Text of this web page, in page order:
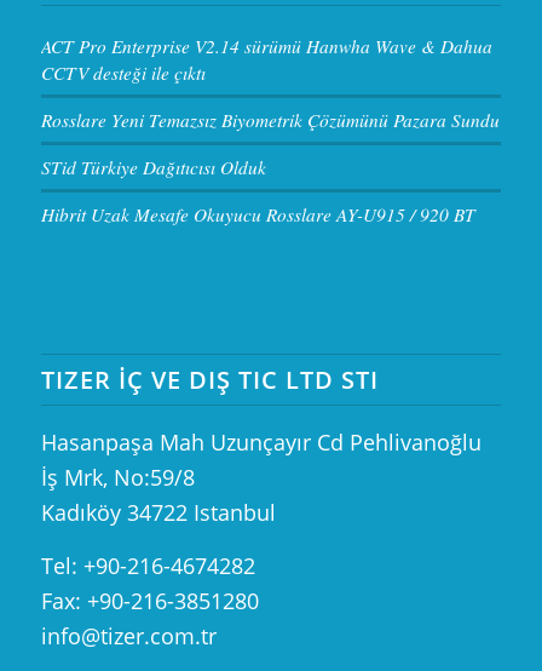
ACT Pro Enterprise V2.14 sürümü Hanwha Wave & Dahua
CCTV desteği ile çıktı
Rosslare Yeni Temazsız Biyometrik Çözümünü Pazara Sundu
STid Türkiye Dağıtıcısı Olduk
Hibrit Uzak Mesafe Okuyucu Rosslare AY-U915 / 920 BT
TIZER İÇ VE DIŞ TIC LTD STI
Hasanpaşa Mah Uzunçayır Cd Pehlivanoğlu
İş Mrk, No:59/8
Kadıköy 34722 Istanbul
Tel: +90-216-4674282
Fax: +90-216-3851280
info@tizer.com.tr